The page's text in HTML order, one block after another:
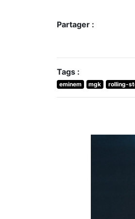
Partager :
Tags :
eminem mgk rolling-